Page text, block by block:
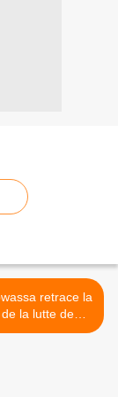
retrace la
la lutte de
libération angolaise . >